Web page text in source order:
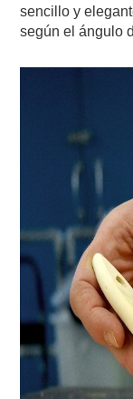
sencillo y
según el ángulo